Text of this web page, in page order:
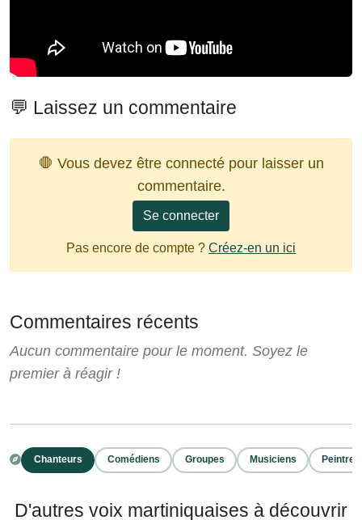
💬 Laissez un commentaire
🛑 Vous devez être connecté pour laisser un
commentaire.
Se connecter
Pas encore de compte ? Créez-en un ici
Commentaires récents
Aucun commentaire pour le moment. Soyez le
premier à réagir !
Chanteurs Comédiens Groupes Musiciens Peintres
D'autres voix martiniquaises à découvrir